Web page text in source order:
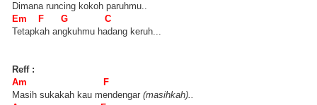
Dimana runcing kokoh paruhmu..
Em F G C
Tetapkah angkuhmu hadang keruh...
Reff :
Am F
Masih sukakah kau mendengar (masihkah)..